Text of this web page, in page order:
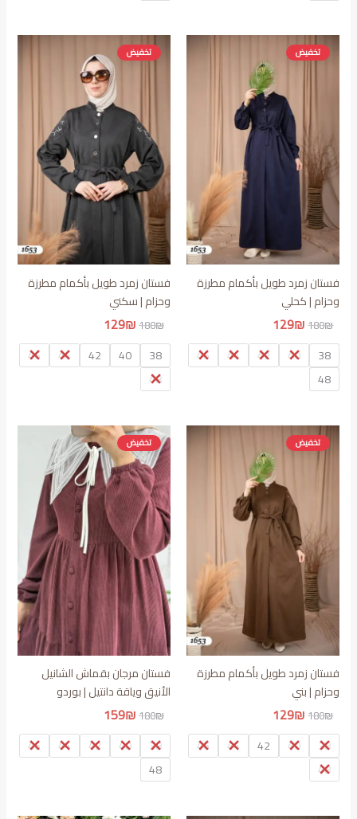
تخفيض
فستان زمرد طويل بأكمام مطرزة
وحزام | كحلي
180₪ السعر
الأصلي
هو:
180₪.
129₪ السعر
الحالي
هو:
129₪.
38
40
42
44
46
48
تخفيض
فستان زمرد طويل بأكمام مطرزة
وحزام | سكني
180₪ السعر
الأصلي
هو:
180₪.
129₪
الحالي
هو:
129₪.
38
40
42
44
46
48
تخفيض
فستان زمرد طويل بأكمام مطرزة
وحزام | بني
180₪ السعر
الأصلي
هو:
180₪.
129₪ السعر
الحالي
هو:
129₪.
38
40
42
44
46
48
تخفيض
فستان مرجان بقماش الشانيل
الأنيق وياقة دانتيل | بوردو
180₪ السعر
الأصلي
هو:
180₪.
159₪
الحالي
هو:
159₪.
38
40
42
44
46
48